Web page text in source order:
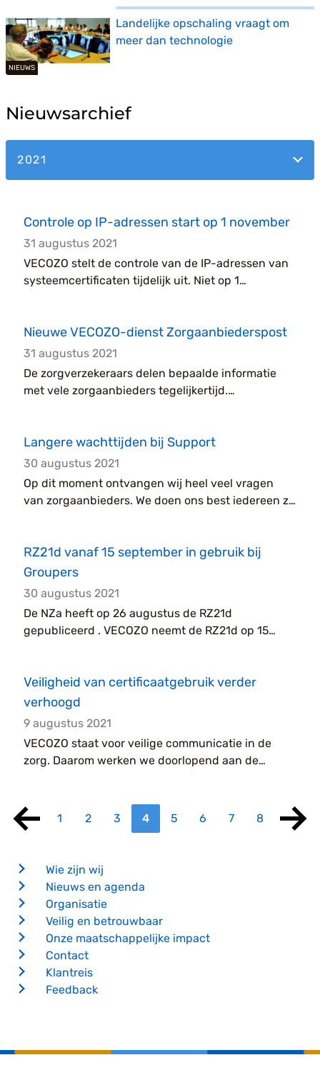
Landelijke opschaling vraagt om
meer dan technologie
NIEUWS
Nieuwsarchief
Controle op IP-adressen start op 1 november
31 augustus 2021
VECOZO stelt de controle van de IP-adressen van
systeemcertificaten tijdelijk uit. Niet op 1
Nieuwe VECOZO-dienst Zorgaanbiederspost
31 augustus 2021
De zorgverzekeraars delen bepaalde informatie
met vele zorgaanbieders tegelijkertijd.
Langere wachttijden bij Support
30 augustus 2021
Op dit moment ontvangen wij heel veel vragen
van zorgaanbieders. We doen ons best iedereen zo
RZ21d vanaf 15 september in gebruik bij
Groupers
30 augustus 2021
De NZa heeft op 26 augustus de RZ21d
gepubliceerd . VECOZO neemt de RZ21d op 15
Veiligheid van certificaatgebruik verder
verhoogd
9 augustus 2021
VECOZO staat voor veilige communicatie in de
zorg. Daarom werken we doorlopend aan de
1
2 3 4 5 6 7 8
Wie zijn wij
Nieuws en agenda
Organisatie
Veilig en betrouwbaar
Onze maatschappelijke impact
Contact
Klantreis
Feedback